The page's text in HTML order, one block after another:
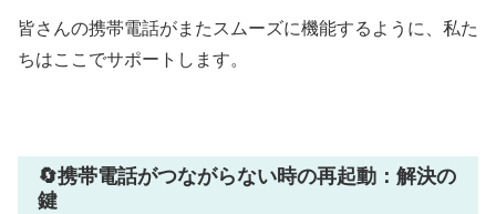
皆さんの携帯電話がまたスムーズに機能するように、私た
ちはここでサポートします。
🔄携帯電話がつながらない時の再起動：解決の
鍵